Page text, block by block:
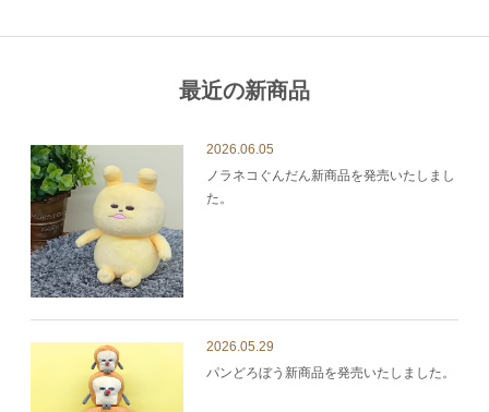
最近の新商品
2026.06.05
ノラネコぐんだん新商品を発売いたしまし
た。
2026.05.29
パンどろぼう新商品を発売いたしました。